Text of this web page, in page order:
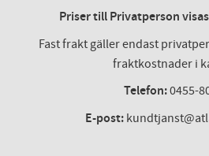
Priser till Privatperson
Fast frakt gäller endast
fraktkostnader i
Telefon:0455-
E-post: